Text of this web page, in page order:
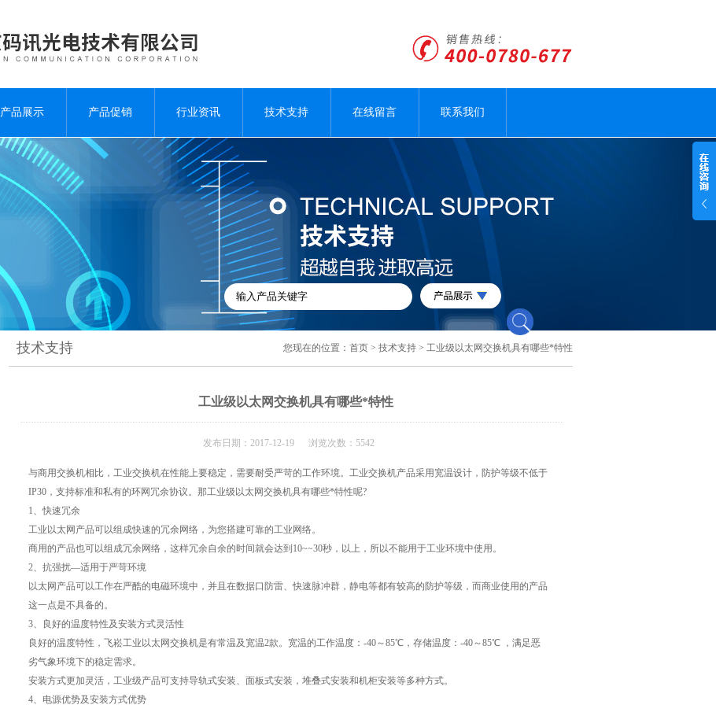
产品展示 产品促销 行业资讯 技术支持 在线留言 联系我们
技术支持 您现在的位置： 首页 > 技术支持 > 工业级以太网交换机具有哪些*特性
工业级以太网交换机具有哪些*特性
发布日期：2017-12-19 浏览次数：5542
与商用交换机相比，工业交换机在性能上要稳定，需要耐受严苛的工作环境。工业交换机产品采用宽温设计，防护等级不低于
IP30，支持标准和私有的环网冗余协议。那工业级以太网交换机具有哪些*特性呢?
1、快速冗余
工业以太网产品可以组成快速的冗余网络，为您搭建可靠的工业网络。
商用的产品也可以组成冗余网络，这样冗余自余的时间就会达到10~~30秒，以上，所以不能用于工业环境中使用。
2、抗强扰—适用于严苛环境
以太网产品可以工作在严酷的电磁环境中，并且在数据口防雷、快速脉冲群，静电等都有较高的防护等级，而商业使用的产品
这一点是不具备的。
3、良好的温度特性及安装方式灵活性
良好的温度特性，飞崧工业以太网交换机是有常温及宽温2款。宽温的工作温度：-40～85℃，存储温度：-40～85℃ ，满足恶
劣气象环境下的稳定需求。
安装方式更加灵活，工业级产品可支持导轨式安装、面板式安装，堆叠式安装和机柜安装等多种方式。
4、电源优势及安装方式优势